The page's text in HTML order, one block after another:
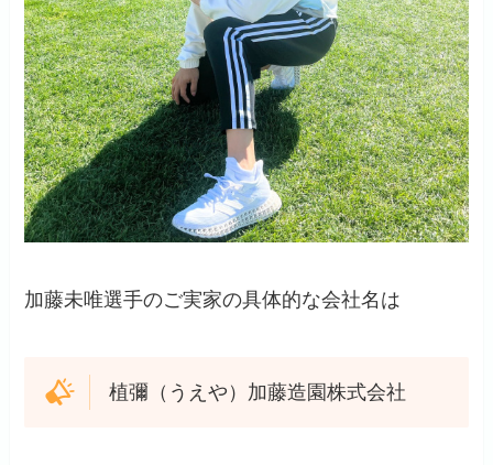
加藤未唯選手のご実家の具体的な会社名は
植彌（うえや）加藤造園株式会社